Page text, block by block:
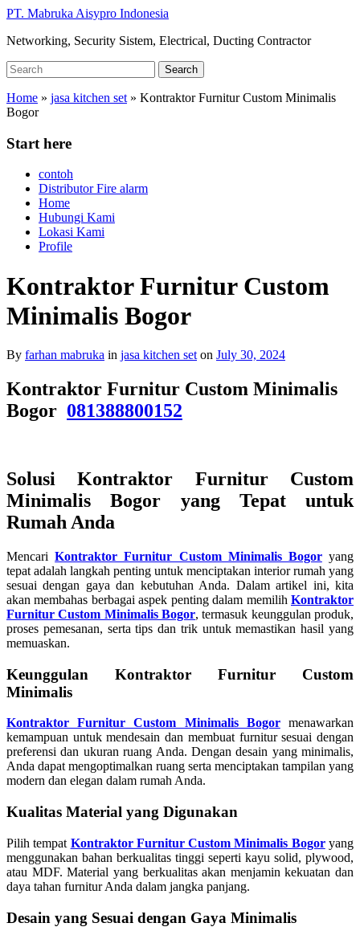
Skip
main
PT. Mabruka Aisypro Indonesia
Networking, Security Sistem, Electrical, Ducting Contractor
Search
for:
Search
Home » jasa kitchen set » Kontraktor Furnitur Custom Minimalis
Bogor
Start here
contoh
Distributor Fire alarm
Home
Hubungi Kami
Lokasi Kami
Profile
Kontraktor Furnitur Custom
Minimalis Bogor
By farhan mabruka in jasa kitchen set on July 30, 2024
Kontraktor Furnitur Custom Minimalis
Bogor 081388800152
Solusi Kontraktor Furnitur Custom
Minimalis Bogor yang Tepat untuk
Rumah Anda
MencariKontraktor Furnitur Custom Minimalis Bogoryang
tepat adalah langkah penting untuk menciptakan interior rumah yang
sesuai dengan gaya dan kebutuhan Anda. Dalam artikel ini, kita
akan membahas berbagai aspek penting dalam memilih Kontraktor
Furnitur Custom Minimalis Bogor, termasuk keunggulan produk,
proses pemesanan, serta tips dan trik untuk memastikan hasil yang
memuaskan.
Keunggulan Kontraktor Furnitur Custom
Minimalis
Kontraktor Furnitur Custom Minimalis Bogormenawarkan
kemampuan untuk mendesain dan membuat furnitur sesuai dengan
preferensi dan ukuran ruang Anda. Dengan desain yang minimalis,
Anda dapat mengoptimalkan ruang serta menciptakan tampilan yang
modern dan elegan dalam rumah Anda.
Kualitas Material yang Digunakan
Pilih tempat Kontraktor Furnitur Custom Minimalis Bogoryang
menggunakan bahan berkualitas tinggi seperti kayu solid, plywood,
atau MDF. Material yang berkualitas akan menjamin kekuatan dan
daya tahan furnitur Anda dalam jangka panjang.
Desain yang Sesuai dengan Gaya Minimalis